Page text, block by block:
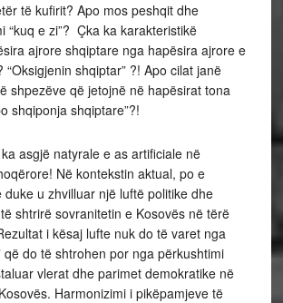
të kufirit? Apo mos peshqit dhe
“kuq e zi”? Çka ka karakteristikë
ajrore shqiptare nga hapësira ajrore e
“Oksigjenin shqiptar” ?! Apo cilat janë
shpezëve që jetojnë në hapësirat tona
shqiponja shqiptare”?!
asgjë natyrale e as artificiale në
Në kontekstin aktual, po e
duke u zhvilluar një luftë politike dhe
shtrirë sovranitetin e Kosovës në tërë
i kësaj lufte nuk do të varet nga
që do të shtrohen por nga përkushtimi
vlerat dhe parimet demokratike në
Harmonizimi i pikëpamjeve të